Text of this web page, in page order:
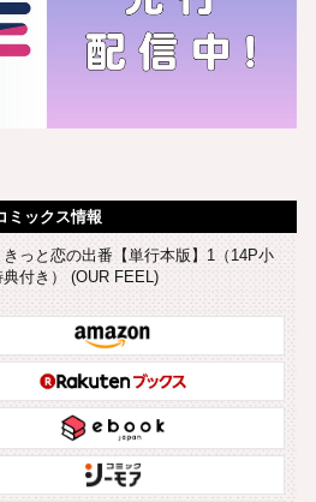
ミックス情報
きっと恋の出番【単行本版】1（14P小
付き） (OUR FEEL)